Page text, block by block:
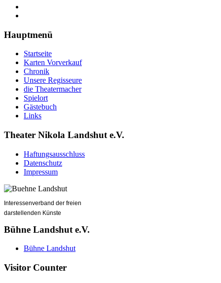
Hauptmenü
Startseite
Karten Vorverkauf
Chronik
Unsere Regisseure
die Theatermacher
Spielort
Gästebuch
Links
Theater Nikola Landshut e.V.
Haftungsausschluss
Datenschutz
Impressum
Interessenverband der freien
darstellenden Künste
Bühne Landshut e.V.
Bühne Landshut
Visitor Counter